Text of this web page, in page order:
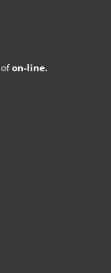
ofon-line.